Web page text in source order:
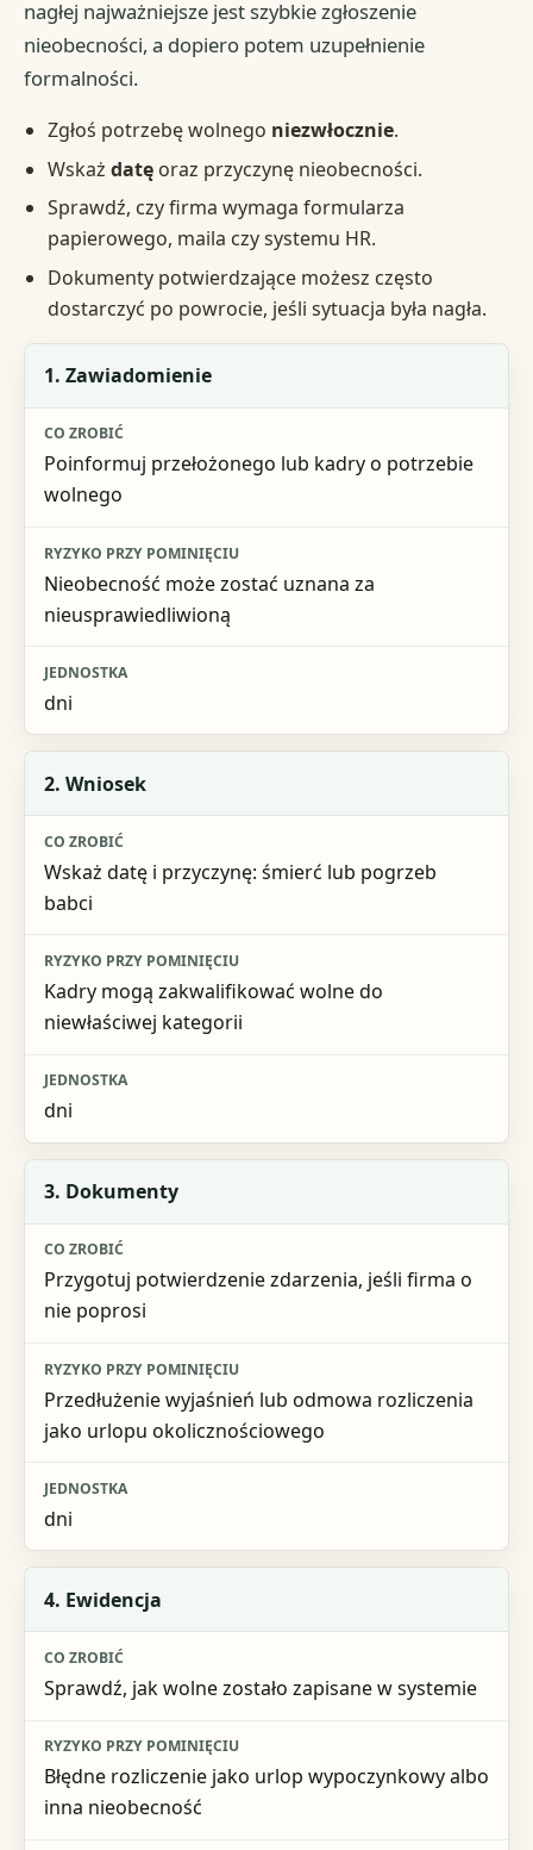
nagłej najważniejsze jest szybkie zgłoszenie
nieobecności, a dopiero potem uzupełnienie
formalności.
Zgłoś potrzebę wolnego niezwłocznie.
Wskaż datęoraz przyczynę nieobecności.
Sprawdź, czy firma wymaga formularza
papierowego, maila czy systemu HR.
Dokumenty potwierdzające możesz często
dostarczyć po powrocie, jeśli sytuacja była nagła.
Krok
Co zrobić
Ryzyko przy pominięciu
1. Zawiadomienie
Poinformuj przełożonego lub kadry o potrzebie
wolnego
Nieobecność może zostać uznana za
nieusprawiedliwioną
dni
2. Wniosek
Wskaż datę i przyczynę: śmierć lub pogrzeb
babci
Kadry mogą zakwalifikować wolne do
niewłaściwej kategorii
dni
3. Dokumenty
Przygotuj potwierdzenie zdarzenia, jeśli firma o
nie poprosi
Przedłużenie wyjaśnień lub odmowa rozliczenia
jako urlopu okolicznościowego
dni
4. Ewidencja
Sprawdź, jak wolne zostało zapisane w systemie
Błędne rozliczenie jako urlop wypoczynkowy albo
inna nieobecność